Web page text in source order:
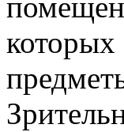
которых